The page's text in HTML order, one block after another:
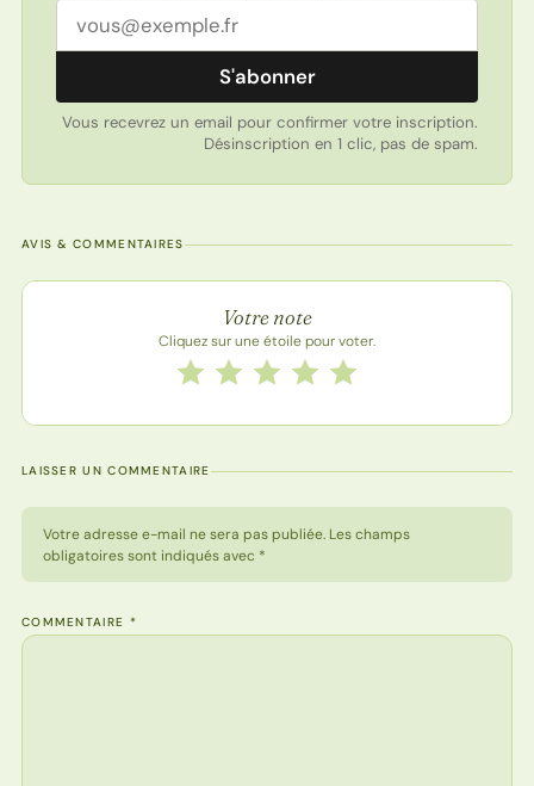
Adresse email
S'abonner
Vous recevrez un email pour confirmer votre inscription.
Désinscription en 1 clic, pas de spam.
AVIS & COMMENTAIRES
Note de la recette
Votre note
Cliquez sur une étoile pour voter.
Notez cette recette de 1 à 5 étoiles
5 étoiles
4 étoiles
3 étoiles
2 étoiles
1 étoile
LAISSER UN COMMENTAIRE
Votre adresse e-mail ne sera pas publiée. Les champs
obligatoires sont indiqués avec *
COMMENTAIRE *